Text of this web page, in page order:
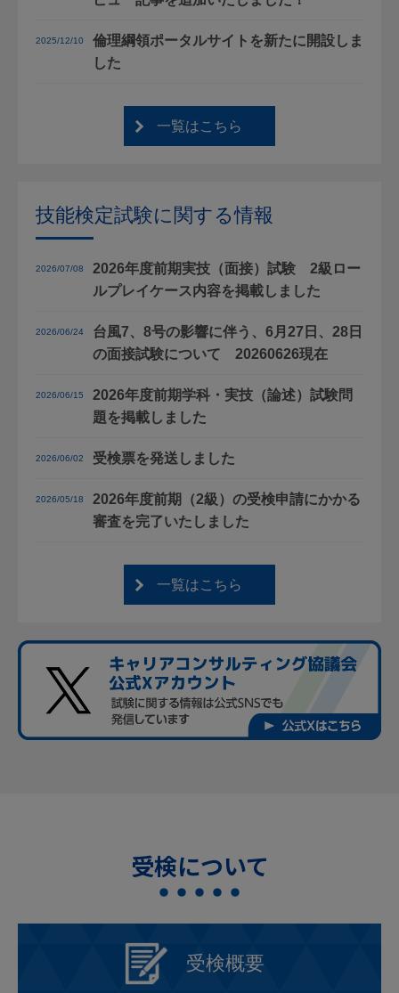
2025/12/10
倫理綱領ポータルサイトを新たに開設しま
した
一覧はこちら
技能検定試験に関する情報
2026/07/08
2026年度前期実技（面接）試験 2級ロー
ルプレイケース内容を掲載しました
2026/06/24
台風7、8号の影響に伴う、6月27日、28日
の面接試験について 20260626現在
2026/06/15
2026年度前期学科・実技（論述）試験問
題を掲載しました
2026/06/02 受検票を発送しました
2026/05/18
2026年度前期（2級）の受検申請にかかる
審査を完了いたしました
一覧はこちら
受検について
受検概要